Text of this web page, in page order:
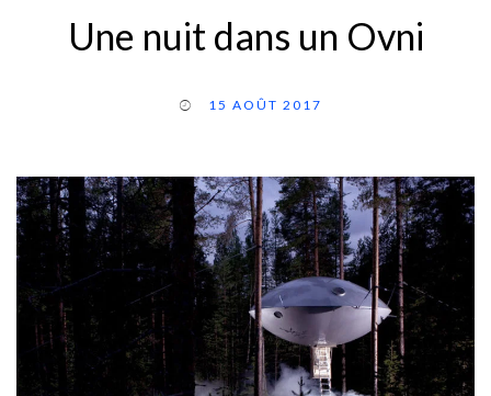
Une nuit dans un Ovni
15 AOÛT 2017